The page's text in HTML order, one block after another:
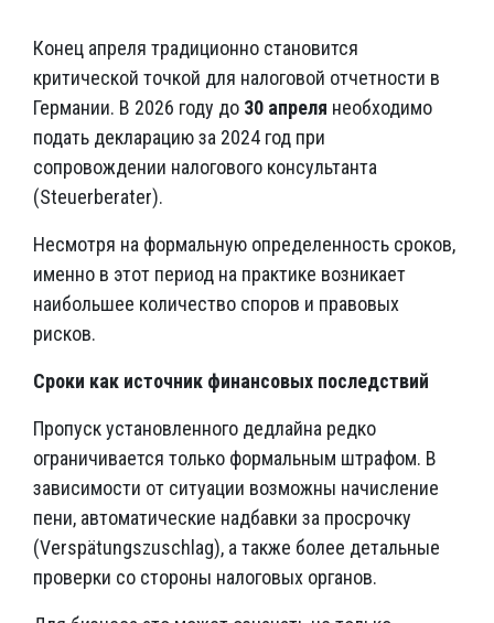
Конец апреля традиционно становится
критической точкой для налоговой отчетности в
Германии. В 2026 году до 30 апреля необходимо
подать декларацию за 2024 год при
сопровождении налогового консультанта
(Steuerberater).
Несмотря на формальную определенность сроков,
именно в этот период на практике возникает
наибольшее количество споров и правовых
рисков.
Сроки как источник финансовых последствий
Пропуск установленного дедлайна редко
ограничивается только формальным штрафом. В
зависимости от ситуации возможны начисление
пени, автоматические надбавки за просрочку
(Verspätungszuschlag), а также более детальные
проверки со стороны налоговых органов.